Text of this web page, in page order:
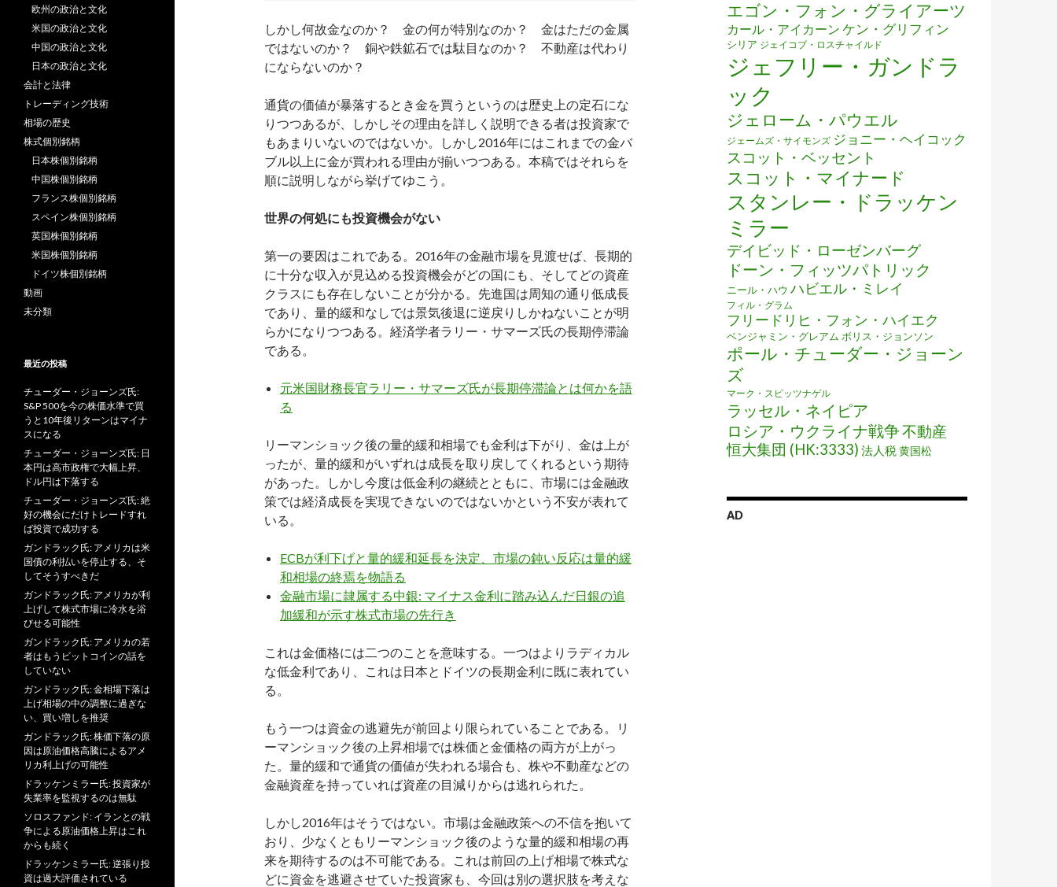
しかし何故金なのか？ 金の何が特別なのか？ 金はただの金属
ではないのか？ 銅や鉄鉱石では駄目なのか？ 不動産は代わり
にならないのか？
通貨の価値が暴落するとき金を買うというのは歴史上の定石にな
りつつあるが、しかしその理由を詳しく説明できる者は投資家で
もあまりいないのではないか。しかし2016年にはこれまでの金バ
ブル以上に金が買われる理由が揃いつつある。本稿ではそれらを
順に説明しながら挙げてゆこう。
世界の何処にも投資機会がない
第一の要因はこれである。2016年の金融市場を見渡せば、長期的
に十分な収入が見込める投資機会がどの国にも、そしてどの資産
クラスにも存在しないことが分かる。先進国は周知の通り低成長
であり、量的緩和なしでは景気後退に逆戻りしかねないことが明
らかになりつつある。経済学者ラリー・サマーズ氏の長期停滞論
である。
元米国財務長官ラリー・サマーズ氏が長期停滞論とは何かを語
る
リーマンショック後の量的緩和相場でも金利は下がり、金は上が
ったが、量的緩和がいずれは成長を取り戻してくれるという期待
があった。しかし今度は低金利の継続とともに、市場には金融政
策では経済成長を実現できないのではないかという不安が表れて
いる。
ECBが利下げと量的緩和延長を決定、市場の鈍い反応は量的緩
和相場の終焉を物語る
金融市場に隷属する中銀: マイナス金利に踏み込んだ日銀の追
加緩和が示す株式市場の先行き
これは金価格には二つのことを意味する。一つはよりラディカル
な低金利であり、これは日本とドイツの長期金利に既に表れてい
る。
もう一つは資金の逃避先が前回より限られていることである。リ
ーマンショック後の上昇相場では株価と金価格の両方が上がっ
た。量的緩和で通貨の価値が失われる場合も、株や不動産などの
金融資産を持っていれば資産の目減りからは逃れられた。
しかし2016年はそうではない。市場は金融政策への不信を抱いて
おり、少なくともリーマンショック後のような量的緩和相場の再
来を期待するのは不可能である。これは前回の上げ相場で株式な
どに資金を逃避させていた投資家も、今回は別の選択肢を考えな
エゴン・フォン・グライアーツ
カール・アイカーン ケン・グリフィン
シリア ジェイコブ・ロスチャイルド
ジェフリー・ガンドラ
ック
ジェローム・パウエル
ジェームズ・サイモンズ ジョニー・ヘイコック
スコット・ベッセント
スコット・マイナード
スタンレー・ドラッケン
ミラー
デイビッド・ローゼンバーグ
ドーン・フィッツパトリック
ニール・ハウ ハビエル・ミレイ
フィル・グラム
フリードリヒ・フォン・ハイエク
ベンジャミン・グレアム ボリス・ジョンソン
ポール・チューダー・ジョーン
ズ
マーク・スピッツナゲル
ラッセル・ネイピア
ロシア・ウクライナ戦争不動産
恒大集団 (HK:3333) 法人税黄国松
AD
欧州の政治と文化
米国の政治と文化
中国の政治と文化
日本の政治と文化
会計と法律
トレーディング技術
相場の歴史
株式個別銘柄
日本株個別銘柄
中国株個別銘柄
フランス株個別銘柄
スペイン株個別銘柄
英国株個別銘柄
米国株個別銘柄
ドイツ株個別銘柄
動画
未分類
最近の投稿
チューダー・ジョーンズ氏:
S&P 500を今の株価水準で買
うと10年後リターンはマイナ
スになる
チューダー・ジョーンズ氏: 日
本円は高市政権で大幅上昇、
ドル円は下落する
チューダー・ジョーンズ氏: 絶
好の機会にだけトレードすれ
ば投資で成功する
ガンドラック氏: アメリカは米
国債の利払いを停止する、そ
してそうすべきだ
ガンドラック氏: アメリカが利
上げして株式市場に冷水を浴
びせる可能性
ガンドラック氏: アメリカの若
者はもうビットコインの話を
していない
ガンドラック氏: 金相場下落は
上げ相場の中の調整に過ぎな
い、買い増しを推奨
ガンドラック氏: 株価下落の原
因は原油価格高騰によるアメ
リカ利上げの可能性
ドラッケンミラー氏: 投資家が
失業率を監視するのは無駄
ソロスファンド: イランとの戦
争による原油価格上昇はこれ
からも続く
ドラッケンミラー氏: 逆張り投
資は過大評価されている